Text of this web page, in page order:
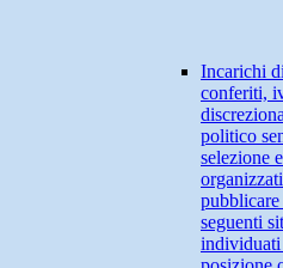
Incarichi
conferiti,
politico
selezione
seguenti
individuati